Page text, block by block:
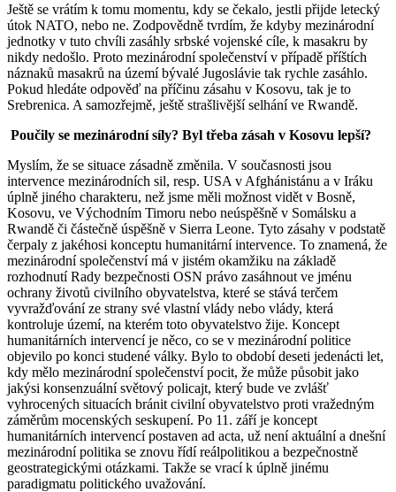
Ještě se vrátím k tomu momentu, kdy se čekalo, jestli přijde letecký
útok NATO, nebo ne. Zodpovědně tvrdím, že kdyby mezinárodní
jednotky v tuto chvíli zasáhly srbské vojenské cíle, k masakru by
nikdy nedošlo. Proto mezinárodní společenství v případě příštích
náznaků masakrů na území bývalé Jugoslávie tak rychle zasáhlo.
Pokud hledáte odpověď na příčinu zásahu v Kosovu, tak je to
Srebrenica. A samozřejmě, ještě strašlivější selhání ve Rwandě.
Poučily se mezinárodní síly? Byl třeba zásah v Kosovu lepší?
Myslím, že se situace zásadně změnila. V současnosti jsou
intervence mezinárodních sil, resp. USA v Afghánistánu a v Iráku
úplně jiného charakteru, než jsme měli možnost vidět v Bosně,
Kosovu, ve Východním Timoru nebo neúspěšně v Somálsku a
Rwandě či částečně úspěšně v Sierra Leone. Tyto zásahy v podstatě
čerpaly z jakéhosi konceptu humanitární intervence. To znamená, že
mezinárodní společenství má v jistém okamžiku na základě
rozhodnutí Rady bezpečnosti OSN právo zasáhnout ve jménu
ochrany životů civilního obyvatelstva, které se stává terčem
vyvražďování ze strany své vlastní vlády nebo vlády, která
kontroluje území, na kterém toto obyvatelstvo žije. Koncept
humanitárních intervencí je něco, co se v mezinárodní politice
objevilo po konci studené války. Bylo to období deseti jedenácti let,
kdy mělo mezinárodní společenství pocit, že může působit jako
jakýsi konsenzuální světový policajt, který bude ve zvlášť
vyhrocených situacích bránit civilní obyvatelstvo proti vražedným
záměrům mocenských seskupení. Po 11. září je koncept
humanitárních intervencí postaven ad acta, už není aktuální a dnešní
mezinárodní politika se znovu řídí reálpolitikou a bezpečnostně
geostrategickými otázkami. Takže se vrací k úplně jinému
paradigmatu politického uvažování.